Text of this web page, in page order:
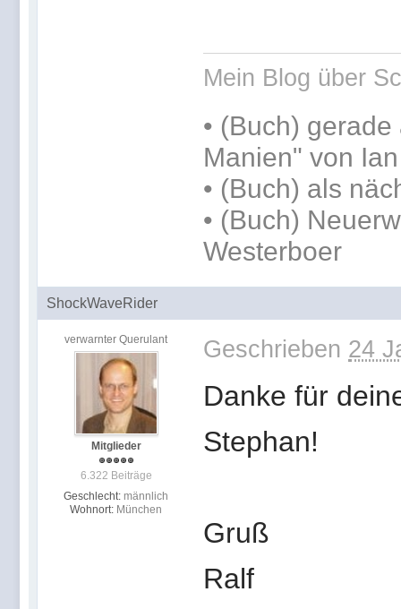
Mein Blog über
• (Buch) gerade
Manien" von
• (Buch) als
• (Buch)
Westerboer
ShockWaveRider
verwarnter Querulant
Mitglieder
6.322 Beiträge
Geschlecht: männlich
Wohnort: München
Geschrieben 24
Danke für
Stephan!
Gruß
Ralf